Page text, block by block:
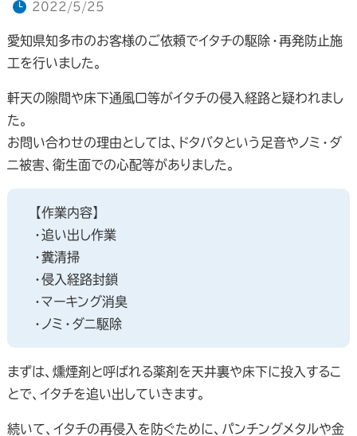
2022/5/25
愛知県知多市のお客様のご依頼でイタチの駆除・再発防止施
工を行いました。
軒天の隙間や床下通風口等がイタチの侵入経路と疑われまし
た。
お問い合わせの理由としては、ドタバタという足音やノミ・ダ
ニ被害、衛生面での心配等がありました。
【作業内容】
・追い出し作業
・糞清掃
・侵入経路封鎖
・マーキング消臭
・ノミ・ダニ駆除
まずは、燻煙剤と呼ばれる薬剤を天井裏や床下に投入するこ
とで、イタチを追い出していきます。
続いて、イタチの再侵入を防ぐために、パンチングメタルや金